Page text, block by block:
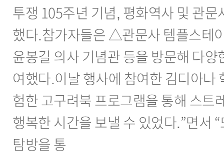
투쟁 105주년 기념, 평화역사 및 관문
했다.참가자들은 △관문사 템플스
윤봉길 의사 기념관 등을 방문해 다양
여했다.이날 행사에 참여한 김디아나
험한 고구려북 프로그램을 통해 스트
행복한 시간을 보낼 수 있었다.”면서
탐방을 통